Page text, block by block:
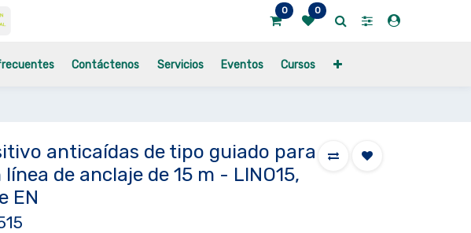
0 0
Contáctenos Servicios Eventos Cursos
anticaídas de tipo guiado para
línea de anclaje de 15 m - LINO15,
EN